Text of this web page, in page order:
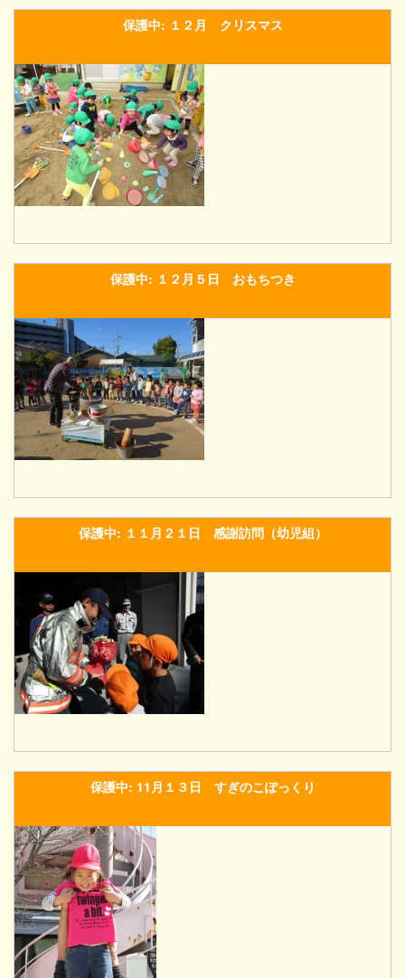
保護中: １２月 クリスマス
保護中: １２月５日 おもちつき
保護中: １１月２１日 感謝訪問（幼児組）
保護中: 11月１３日 すぎのこぽっくり